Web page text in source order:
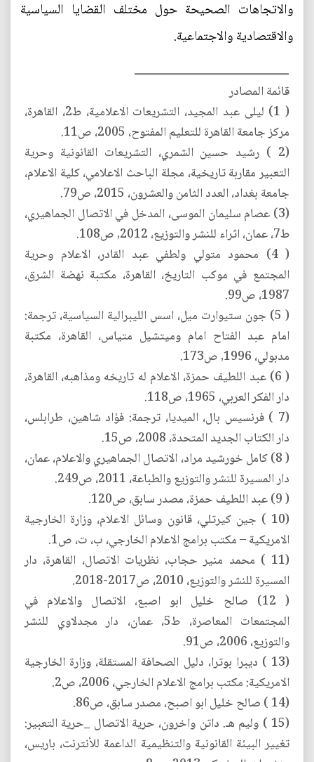
والاتجاهات الصحيحة حول مختلف القضايا السياسية
والاقتصادية والاجتماعية.
ـــــــــــــــــــــــــــــــــــــــــــــــــــــــ
قائمة المصادر
( 1) ليلى عبد المجيد، التشريعات الاعلامية، ط2، القاهرة،
مركز جامعة القاهرة للتعليم المفتوح، 2005، ص11.
(2 ) رشيد حسين الشمري، التشريعات القانونية وحرية
التعبير مقاربة تاريخية، مجلة الباحث الاعلامي، كلية الاعلام،
جامعة بغداد، العدد الثامن والعشرون، 2015، ص79.
(3) عصام سليمان الموسى، المدخل في الاتصال الجماهيري،
ط7، عمان، اثراء للنشر والتوزيع، 2012, ص108.
( 4) محمود متولي ولطفي عبد القادر، الاعلام وحرية
المجتمع في موكب التاريخ، القاهرة، مكتبة نهضة الشرق،
1987، ص99.
( 5) جون ستيوارت ميل، اسس الليبرالية السياسية، ترجمة:
امام عبد الفتاح امام وميتشيل متياس، القاهرة، مكتبة
مدبولي، 1996, ص173.
( 6) عبد اللطيف حمزة، الاعلام له تاريخه ومذاهبه، القاهرة،
دار الفكر العربي، 1965، ص118.
(7 ) فرنسيس بال، الميديا، ترجمة: فؤاد شاهين، طرابلس،
دار الكتاب الجديد المتحدة، 2008، ص15.
( 8) كامل خورشيد مراد، الاتصال الجماهيري والاعلام، عمان،
دار المسيرة للنشر والتوزيع والطباعة، 2011، ص249.
( 9) عبد اللطيف حمزة، مصدر سابق، ص120.
(10 ) جين كيرتلي، قانون وسائل الاعلام، وزارة الخارجية
الامريكية – مكتب برامج الاعلام الخارجي، ب، ت، ص1.
(11 ) محمد منير حجاب، نظريات الاتصال، القاهرة، دار
المسيرة للنشر والتوزيع، 2010، ص2017-2018.
( 12) صالح خليل ابو اصبع، الاتصال والاعلام في
المجتمعات المعاصرة، ط5، عمان، دار مجدلاوي للنشر
والتوزيع، 2006، ص91.
(13 ) ديبرا بوترا، دليل الصحافة المستقلة، وزارة الخارجية
الامريكية: مكتب برامج الاعلام الخارجي، 2006، ص2.
(14 ) صالح خليل ابو اصبح، مصدر سابق، ص86.
(15 ) وليم هـ. داتن واخرون، حرية الاتصال _حرية التعبير:
تغيير البيئة القانونية والتنظيمية الداعمة للأنترنت، باريس،